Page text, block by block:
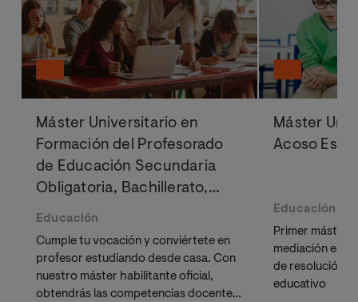
Máster Universitario en
Formación del Profesorado
de Educación Secundaria
Obligatoria, Bachillerato,
Formación Profesional y
Educación
Cumple tu vocación y conviértete en
profesor estudiando desde casa. Con
nuestro máster habilitante oficial,
obtendrás las competencias docentes
Máster
Acoso
Educación
Primer máster
mediación
de resolución
educativo